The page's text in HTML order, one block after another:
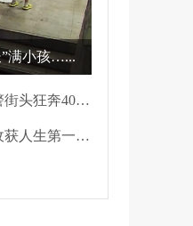
”满小孩…...
鞋跑掉了也要抓住你！民警街头狂奔400米擒贼
她翻遍30年前尘封档案，收获人生第一面锦旗